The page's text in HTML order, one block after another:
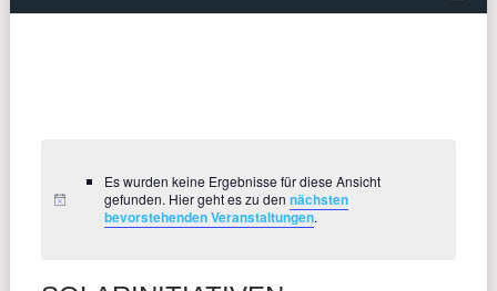
Es wurden keine Ergebnisse für diese Ansicht
gefunden. Hier geht es zu den nächsten
bevorstehenden Veranstaltungen.